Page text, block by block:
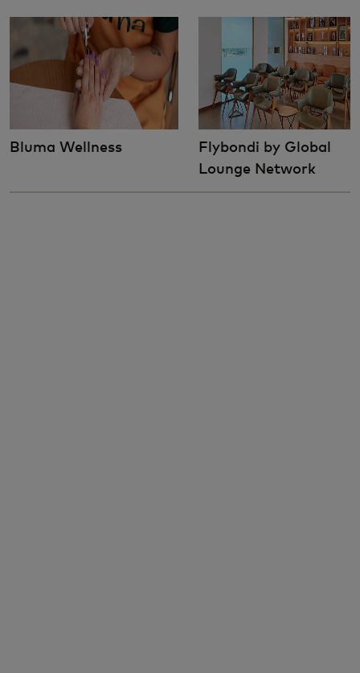
Bluma Wellness
Flybondi by Global
Lounge Network